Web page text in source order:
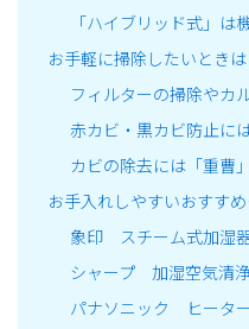
「ハイブリッド式」は
お手軽に掃除したいとき
フィルターの掃除やカ
赤カビ・黒カビ防止に
カビの除去には「重曹」
お手入れしやすいおすす
象印 スチーム式加湿
シャープ 加湿空気清
パナソニック ヒータ